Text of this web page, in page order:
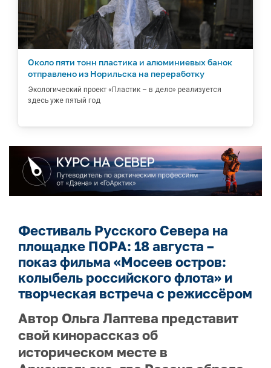
Около пяти тонн пластика и алюминиевых банок
отправлено из Норильска на переработку
Экологический проект «Пластик – в дело» реализуется
здесь уже пятый год
Фестиваль Русского Севера на
площадке ПОРА: 18 августа –
показ фильма «Мосеев остров:
колыбель российского флота» и
творческая встреча с режиссёром
Автор Ольга Лаптева представит
свой кинорассказ об
историческом месте в